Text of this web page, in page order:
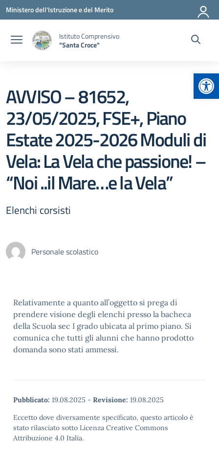
Vai ai contenuti
Vai al menu di navigazione
Vai al footer
Ministero dell'Istruzione e del Merito
Istituto Comprensivo
"Santa Croce"
AVVISO – 81652,
23/05/2025, FSE+, Piano
Estate 2025-2026 Moduli di
Vela: La Vela che passione! –
“Noi ..il Mare…e la Vela”
Elenchi corsisti
Personale scolastico
Relativamente a quanto all’oggetto si prega di
prendere visione degli elenchi presso la bacheca
della Scuola sec I grado ubicata al primo piano. Si
comunica che tutti gli alunni che hanno prodotto
domanda sono stati ammessi.
Pubblicato: 19.08.2025 - Revisione: 19.08.2025
Eccetto dove diversamente specificato, questo articolo è
stato rilasciato sotto Licenza Creative Commons
Attribuzione 4.0 Italia.